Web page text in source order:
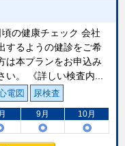
頃の健康チェック 会社
するようの健診をご希
は本プランをお申込み
い。 《詳しい検査内...
電図 尿検査
9月 10月